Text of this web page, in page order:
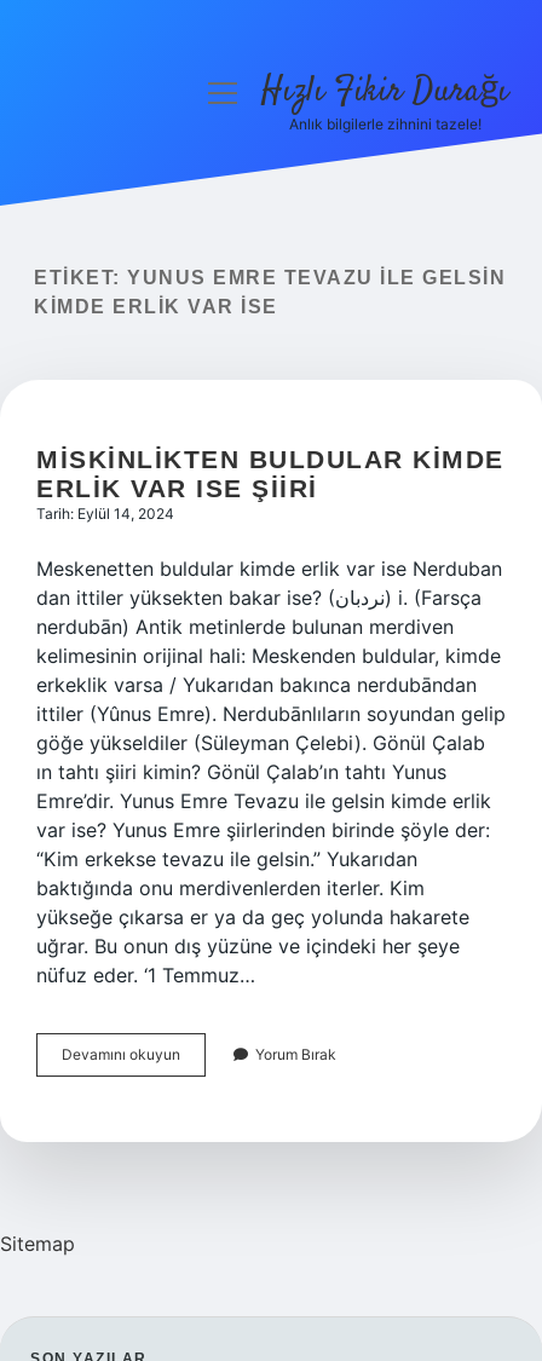
Yasal Uyarı
menüyüHızlı Fikir Durağı
Anlık bilgilerle zihnini tazele!
ETIKET: YUNUS EMRE TEVAZU ILE GELSIN
KIMDE ERLIK VAR ISE
MISKINLIKTEN BULDULAR KIMDE
ERLIK VAR ISE ŞIIRI
Tarih: Eylül 14, 2024
Meskenetten buldular kimde erlik var ise Nerduban
dan ittiler yüksekten bakar ise? (ﻧﺮﺩﺑﺎﻥ) i. (Farsça
nerdubān) Antik metinlerde bulunan merdiven
kelimesinin orijinal hali: Meskenden buldular, kimde
erkeklik varsa / Yukarıdan bakınca nerdubāndan
ittiler (Yûnus Emre). Nerdubānlıların soyundan gelip
göğe yükseldiler (Süleyman Çelebi). Gönül Çalab
ın tahtı şiiri kimin? Gönül Çalab’ın tahtı Yunus
Emre’dir. Yunus Emre Tevazu ile gelsin kimde erlik
var ise? Yunus Emre şiirlerinden birinde şöyle der:
“Kim erkekse tevazu ile gelsin.” Yukarıdan
baktığında onu merdivenlerden iterler. Kim
yükseğe çıkarsa er ya da geç yolunda hakarete
uğrar. Bu onun dış yüzüne ve içindeki her şeye
nüfuz eder. ‘1 Temmuz…
Devamını okuyun Miskinlikten
Buldular
Var
Yorum Bırak
Sitemap